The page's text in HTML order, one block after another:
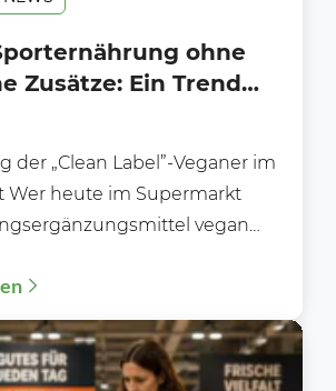
ohne
Zusätze: Ein Trend
Regal?
der „Clean Label”-Veganer im
Wer heute im Supermarkt
vegan